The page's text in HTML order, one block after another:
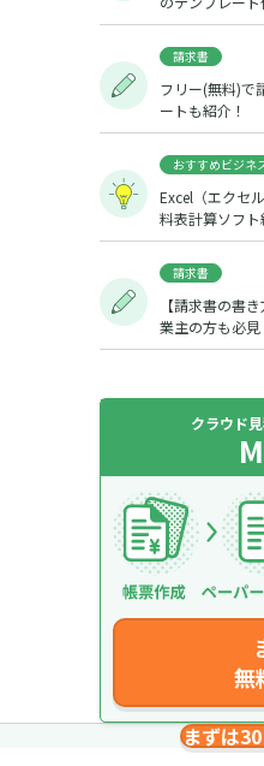
請求書
フリー(無料)で
ートも紹介！
おすすめビジネ
Excel（エクセ
料表計算ソフト
請求書
【請求書の書
業主の方も必見
クラウド
無
まずは